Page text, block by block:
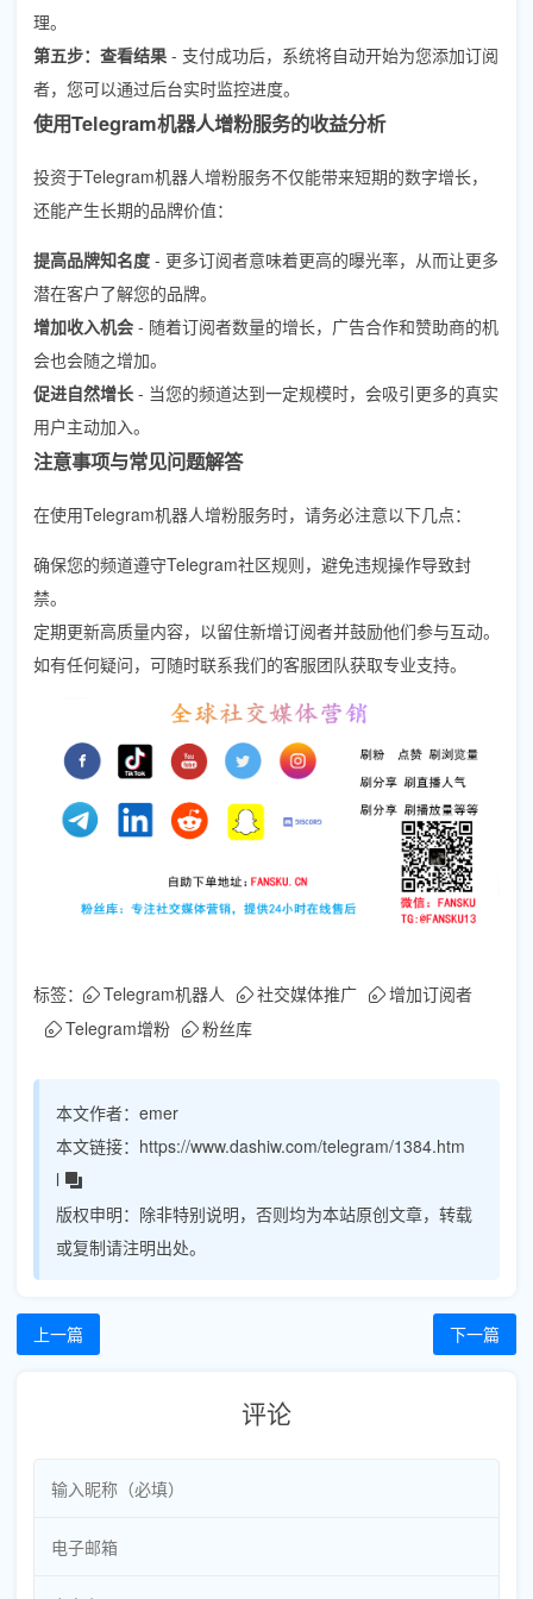
理。
第五步：查看结果 - 支付成功后，系统将自动开始为您添加订阅
者，您可以通过后台实时监控进度。
使用Telegram机器人增粉服务的收益分析
投资于Telegram机器人增粉服务不仅能带来短期的数字增长，
还能产生长期的品牌价值：
提高品牌知名度 - 更多订阅者意味着更高的曝光率，从而让更多
潜在客户了解您的品牌。
增加收入机会 - 随着订阅者数量的增长，广告合作和赞助商的机
会也会随之增加。
促进自然增长 - 当您的频道达到一定规模时，会吸引更多的真实
用户主动加入。
注意事项与常见问题解答
在使用Telegram机器人增粉服务时，请务必注意以下几点：
确保您的频道遵守Telegram社区规则，避免违规操作导致封
禁。
定期更新高质量内容，以留住新增订阅者并鼓励他们参与互动。
如有任何疑问，可随时联系我们的客服团队获取专业支持。
标签： Telegram机器人 社交媒体推广
增加订阅者
Telegram增粉
粉丝库
本文作者： emer
本文链接： https://www.dashiw.com/telegram/1384.htm
l
版权申明： 除非特别说明，否则均为本站原创文章，转载
或复制请注明出处。
上一篇 下一篇
评论